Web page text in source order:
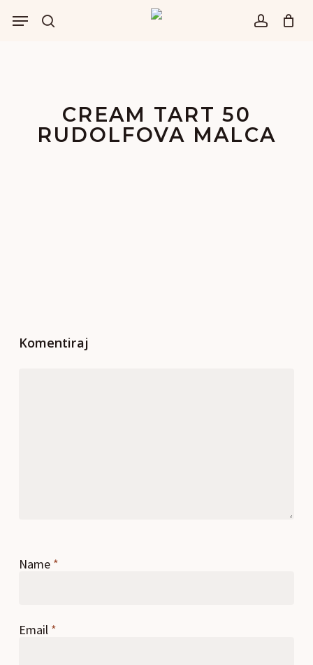
išči account
Menu
CREAM TART 50
RUDOLFOVA MALCA
Komentiraj
Name *
Email *